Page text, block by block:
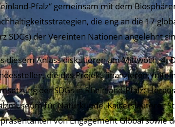
Pfalz“ gemeinsam mit dem
die eng an die 17
SDGs) der Vereinten Nationen angelehnt
diesem Anlass diskutieren am Mittwoch,
die das Projekt finanzieren,
der SDGs in Rheinland-Pfalz:
für Naturkunde, Kaiserslauterer
von Engagement Global